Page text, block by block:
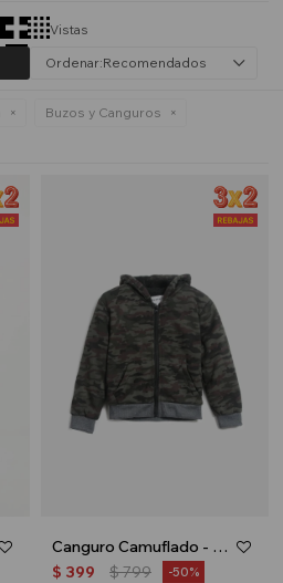
Vistas
Recomendados
Buzos y Canguros
Canguro Camuflado - Verde
$ 399 $799 50